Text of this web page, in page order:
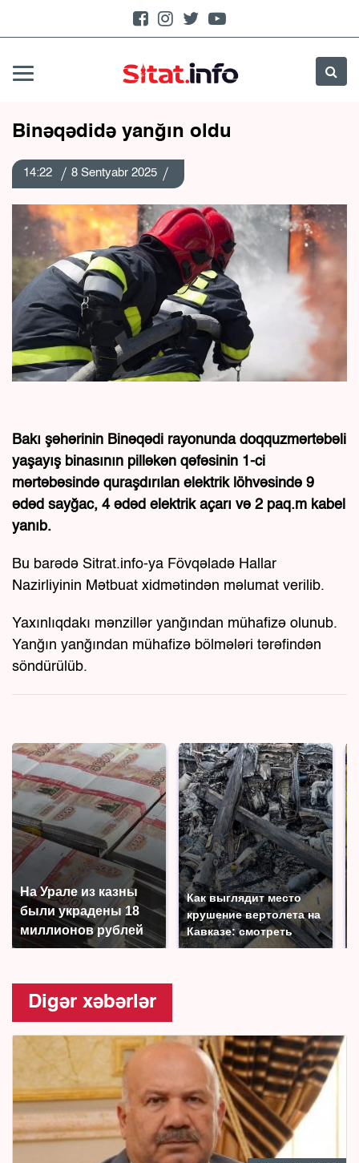
Binəqədidə yanğın oldu
14:22 8 Sentyabr 2025
Bakı şəhərinin Binəqədi rayonunda doqquzmərtəbəli
yaşayış binasının pilləkən qəfəsinin 1-ci
mərtəbəsində quraşdırılan elektrik löhvəsində 9
ədəd sayğac, 4 ədəd elektrik açarı və 2 paq.m kabel
yanıb.
Bu barədə Sitrat.info-ya Fövqəladə Hallar
Nazirliyinin Mətbuat xidmətindən məlumat verilib.
Yaxınlıqdakı mənzillər yanğından mühafizə olunub.
Yanğın yanğından mühafizə bölmələri tərəfindən
söndürülüb.
На Урале из казны
были украдены 18
миллионов рублей
Как выглядит место
крушение вертолета на
Кавказе: смотреть
Digər xəbərlər